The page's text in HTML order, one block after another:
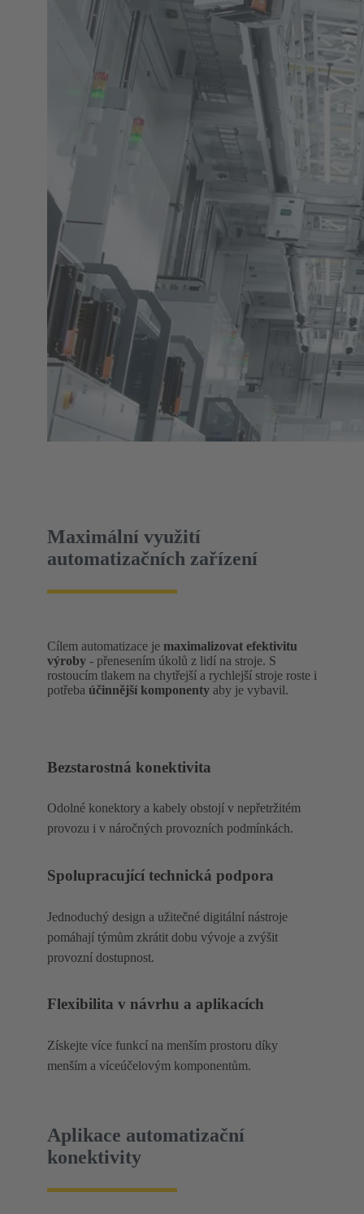
Maximální využití
automatizačních zařízení
Cílem automatizace je maximalizovat efektivitu
výroby - přenesením úkolů z lidí na stroje. S
rostoucím tlakem na chytřejší a rychlejší stroje roste i
potřeba účinnější komponenty aby je vybavil.
Bezstarostná konektivita
Odolné konektory a kabely obstojí v nepřetržitém
provozu i v náročných provozních podmínkách.
Spolupracující technická podpora
Jednoduchý design a užitečné digitální nástroje
pomáhají týmům zkrátit dobu vývoje a zvýšit
provozní dostupnost.
Flexibilita v návrhu a aplikacích
Získejte více funkcí na menším prostoru díky
menším a víceúčelovým komponentům.
Aplikace automatizační
konektivity